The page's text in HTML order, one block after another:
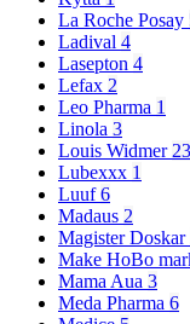
La Roche Posay
Ladival 4
Lasepton 4
Lefax 2
Leo Pharma 1
Linola 3
Louis Widmer 23
Lubexxx 1
Luuf6
Madaus 2
Magister Doskar
Make HoBo
Mama Aua 3
Meda Pharma 6